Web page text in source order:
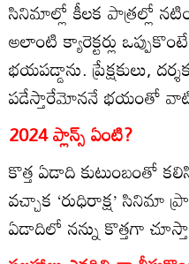
సినిమాల్లో కీలక పాత్రల్లో
అలాంటి క్యారెక్టర్లు
భయపడ్డాను. ప్రేక్షకులు,
పడేస్తారేమోననే భయంతో
2024 ప్లాన్స్‌ ఏంటి?
కొత్త ఏడాది కుటుంబంతో
వచ్చాక ‘రుధిరాక్ష’ సినిమా
ఏడాదిలో నన్ను కొత్తగా